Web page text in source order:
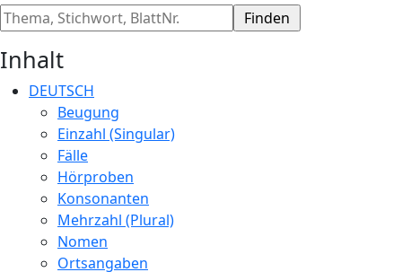
Inhalt
DEUTSCH
Beugung
Einzahl (Singular)
Fälle
Hörproben
Konsonanten
Mehrzahl (Plural)
Nomen
Ortsangaben